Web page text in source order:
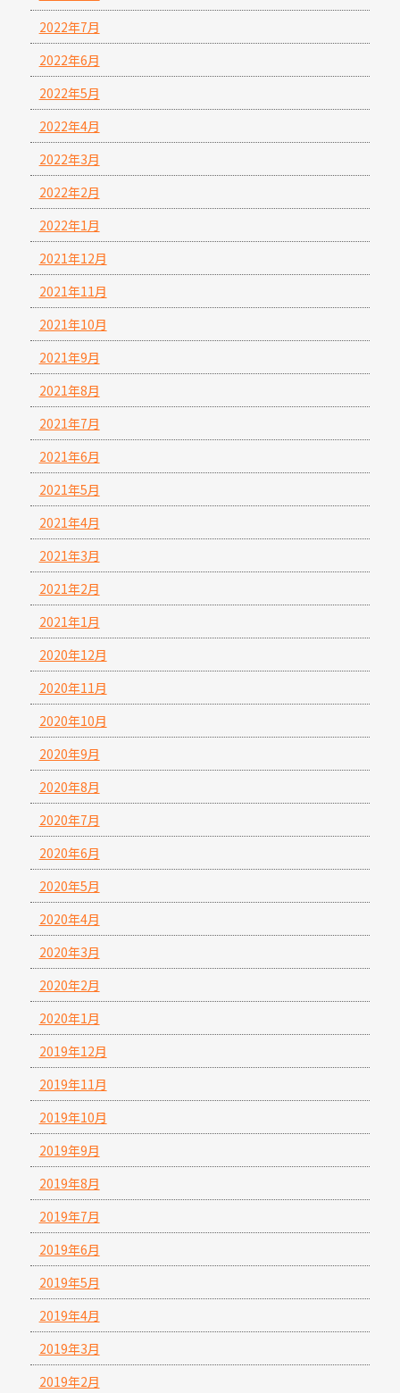
2022年7月
2022年6月
2022年5月
2022年4月
2022年3月
2022年2月
2022年1月
2021年12月
2021年11月
2021年10月
2021年9月
2021年8月
2021年7月
2021年6月
2021年5月
2021年4月
2021年3月
2021年2月
2021年1月
2020年12月
2020年11月
2020年10月
2020年9月
2020年8月
2020年7月
2020年6月
2020年5月
2020年4月
2020年3月
2020年2月
2020年1月
2019年12月
2019年11月
2019年10月
2019年9月
2019年8月
2019年7月
2019年6月
2019年5月
2019年4月
2019年3月
2019年2月